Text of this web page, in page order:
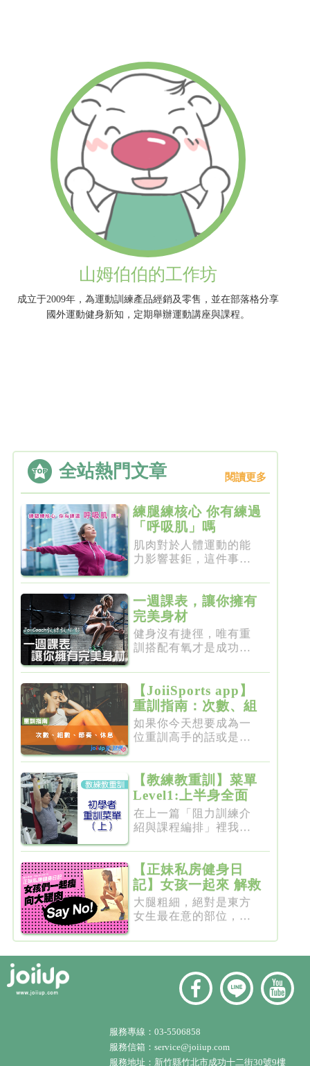
山姆伯伯的工作坊
成立于2009年，為運動訓練產品經銷及零售，並在部落格分享
國外運動健身新知，定期舉辦運動講座與課程。
全站熱門文章 閱讀更多
練腿練核心 你有練過
「呼吸肌」嗎
肌肉對於人體運動的能
力影響甚鉅，這件事一
一週課表，讓你擁有
完美身材
健身沒有捷徑，唯有重
訓搭配有氧才是成功的
【JoiiSports app】
重訓指南：次數、組
數、節奏、休息
如果你今天想要成為一
位重訓高手的話或是想
【教練教重訓】菜單
Level1:上半身全面
增肌雕塑
在上一篇「阻力訓練介
紹與課程編排」裡我們
【正妹私房健身日
記】女孩一起來 解救
粗大腿
大腿粗細，絕對是東方
女生最在意的部位，彷
服務專線： 03-5506858
服務信箱： service@joiiup.com
服務地址： 新竹縣竹北市成功十二街30號9樓